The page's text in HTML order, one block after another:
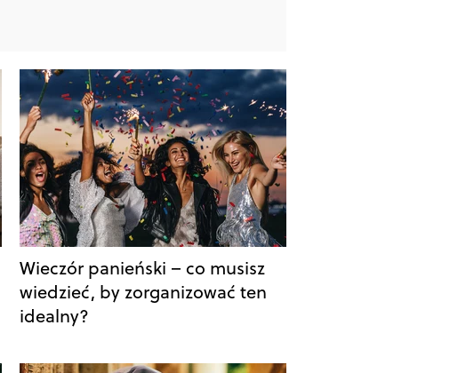
Wieczór panieński – co musisz
wiedzieć, by zorganizować ten
idealny?